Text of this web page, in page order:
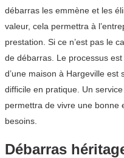
débarras les emmène et les
valeur, cela permettra à
prestation. Si ce n’est pas le
de débarras. Le processus
d’une maison à Hargeville est
difficile en pratique. Un
permettra de vivre une bonne
besoins.
Débarras